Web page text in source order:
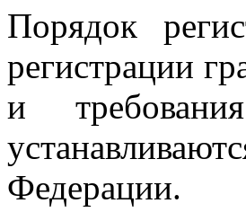
Порядок
регистрации
и
Федерации.